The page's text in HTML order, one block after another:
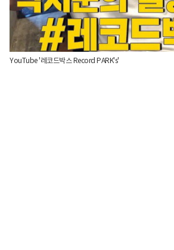
YouTube '레코드박스 Record PARK's'